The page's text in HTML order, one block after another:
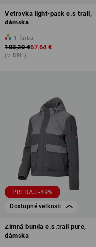
Vetrovka light-pack e.s.trail,
dámska
1 farba
103,20 €67,64 €
(v. DPH)
PREDAJ -49%
Dostupné veľkosti
Zimná bunda e.s.trail pure,
dámska